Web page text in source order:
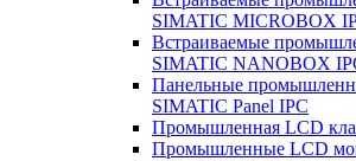
SIMATIC MICROBOX
Встраиваемые
SIMATIC NANOBOX
Панельные
SIMATIC Panel IPC
Промышленная LCD
Промышленные LCD